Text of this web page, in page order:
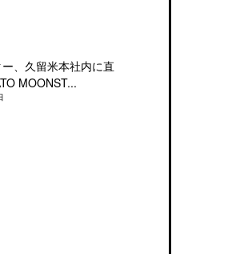
、久留米本社内に直
MOONST...